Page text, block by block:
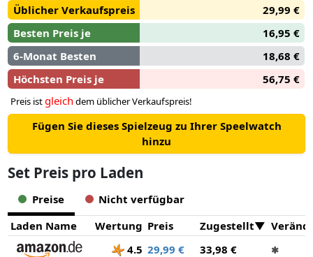
geweldig cadeau voor kinderen vanaf 3 jaar. Pop kan niet los
staan of alleen salto's maken. Afwijkende kleuren en
versieringen mogelijk.
Üblicher Verkaufspreis
29,99 €
Besten Preis je
16,95 €
6-Monat Besten
18,68 €
Höchsten Preis je
56,75 €
Preis istgleich dem üblicher Verkaufspreis!
Fügen Sie dieses Spielzeug zu Ihrer Speelwatch
hinzu
Set Preis pro Laden
Preise
Nicht verfügbar
Laden Name
Wertung Preis Zugestellt
4.5 29,99 € 33,98 € ✱